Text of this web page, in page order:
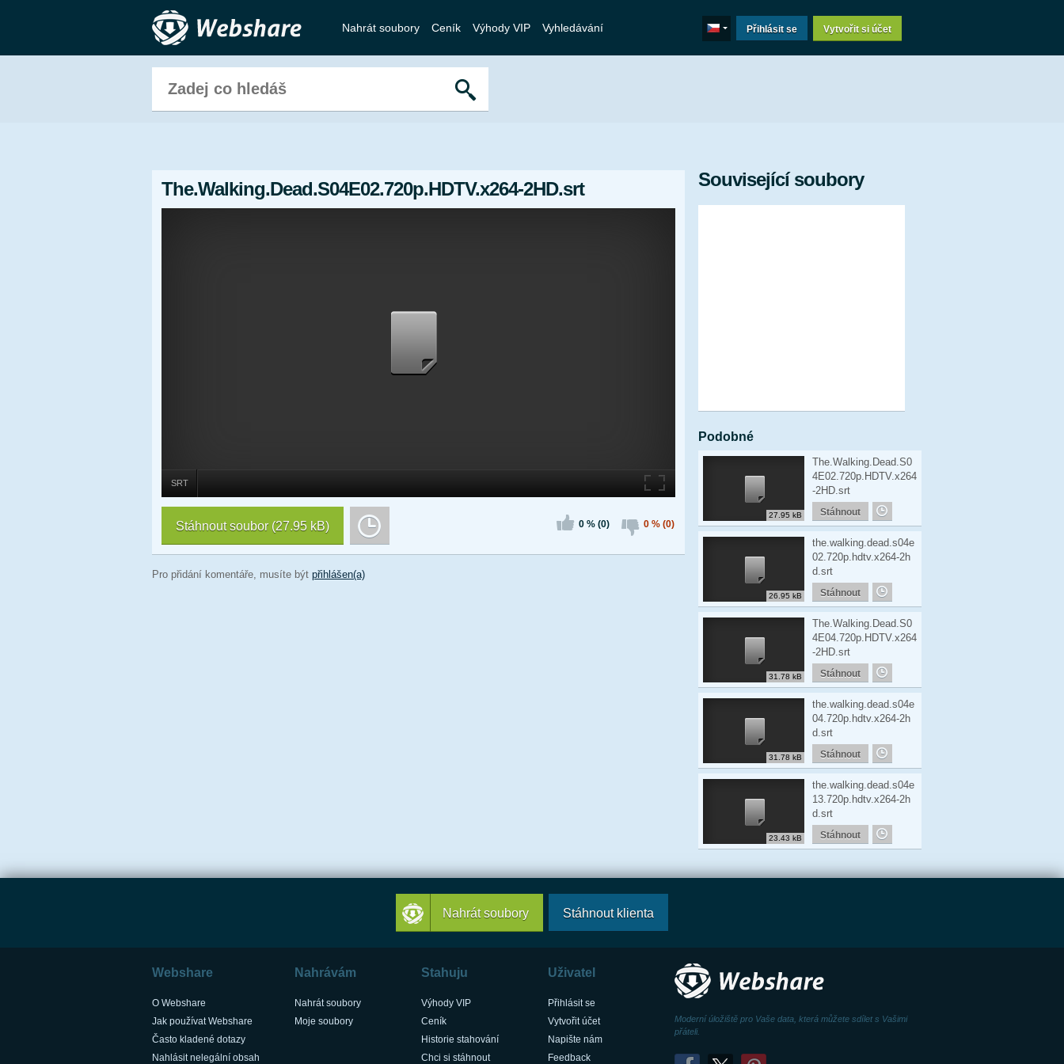
Nahrát soubory Ceník Výhody VIP Vyhledávání Přihlásit se Vytvořit si účet
The.Walking.Dead.S04E02.720p.HDTV.x264-2HD.srt
SRT
0 % (0) 0 % (0)
Stáhnout soubor (27.95 kB)
Pro přidání komentáře, musíte být přihlášen(a)
Související soubory
Podobné
27.95 kB
The.Walking.Dead.S0
4E02.720p.HDTV.x264
-2HD.srt
Stáhnout
26.95 kB
the.walking.dead.s04e
02.720p.hdtv.x264-2h
d.srt
Stáhnout
31.78 kB
The.Walking.Dead.S0
4E04.720p.HDTV.x264
-2HD.srt
Stáhnout
31.78 kB
the.walking.dead.s04e
04.720p.hdtv.x264-2h
d.srt
Stáhnout
23.43 kB
the.walking.dead.s04e
13.720p.hdtv.x264-2h
d.srt
Stáhnout
Nahrát soubory Stáhnout klienta
Webshare
O Webshare
Jak používat Webshare
Často kladené dotazy
Nahlásit nelegální obsah
Nahrávám
Nahrát soubory
Moje soubory
Stahuju
Výhody VIP
Ceník
Historie stahování
Chci si stáhnout
Uživatel
Přihlásit se
Vytvořit účet
Napište nám
Feedback
Moderní úložiště pro Vaše data, která můžete sdílet s Vašimi
přáteli.